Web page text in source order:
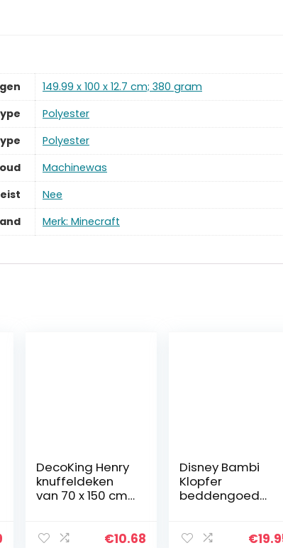
‎149.99 x 100 x 12.7 cm; 380 gram
‎Polyester
‎Polyester
‎Machinewas
‎Nee
Merk: Minecraft
DecoKing Henry
knuffeldeken
van 70 x 150 cm,
woondeken,€10.68
Disney Bambi
Klopfer
beddengoed
x 135 cm, 40×60
€